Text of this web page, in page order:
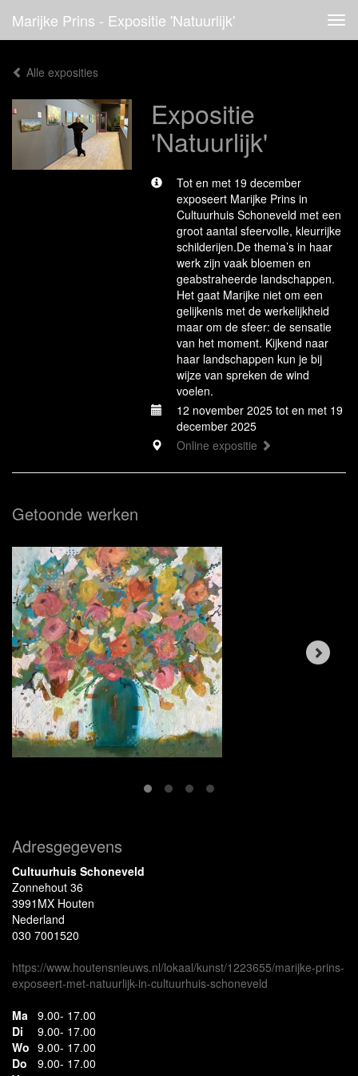
Marijke Prins - Expositie 'Natuurlijk'
Alle exposities
Expositie
'Natuurlijk'
Tot en met 19 december
exposeert Marijke Prins in
Cultuurhuis Schoneveld met een
groot aantal sfeervolle, kleurrijke
schilderijen.De thema’s in haar
werk zijn vaak bloemen en
geabstraheerde landschappen.
Het gaat Marijke niet om een
gelijkenis met de werkelijkheid
maar om de sfeer: de sensatie
van het moment. Kijkend naar
haar landschappen kun je bij
wijze van spreken de wind
voelen.
12 november 2025 tot en met 19
december 2025
Online expositie
Getoonde werken
Adresgegevens
Cultuurhuis Schoneveld
Zonnehout 36
3991MX Houten
Nederland
030 7001520
https://www.houtensnieuws.nl/lokaal/kunst/1223655/marijke-prins-
exposeert-met-natuurlijk-in-cultuurhuis-schoneveld
Ma 9.00- 17.00
Di
9.00- 17.00
Wo 9.00- 17.00
Do
9.00- 17.00